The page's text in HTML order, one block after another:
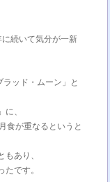
続いて気分が一新
ッド・ムーン」と
、
食が重なるというと
あり、
です。